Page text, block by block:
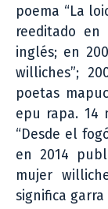
poema “La
reeditado
inglés; en
williches”;
poetas
epu rapa. 14
“Desde el
en 2014
mujer
significa